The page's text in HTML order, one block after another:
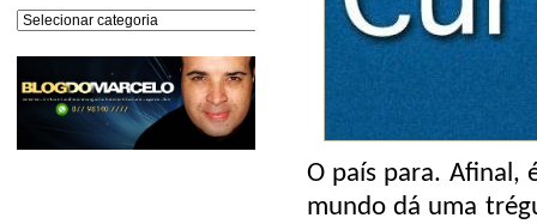
Editorias
O país para. Afinal,
mundo dá uma